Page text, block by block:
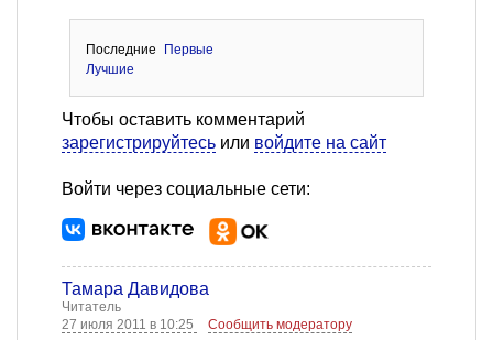
Последние
Первые
Лучшие
Чтобы оставить комментарий
зарегистрируйтесь или войдите на сайт
Войти через социальные сети:
Тамара Давидова
Читатель
27 июля 2011 в 10:25
Сообщить модератору